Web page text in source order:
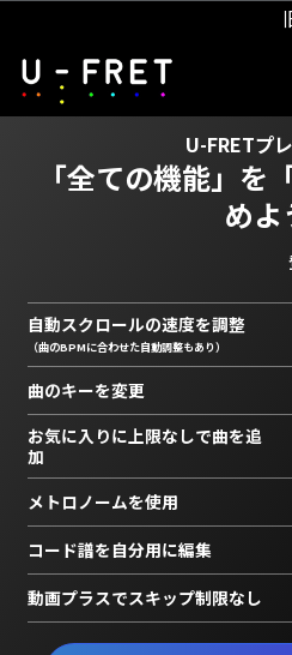
U-FRETプ
「全ての機能」を
めよ
自動スクロールの速度を調整
（曲のBPMに合わせた自動調整もあり）
曲のキーを変更
お気に入りに上限なしで曲を追
加
メトロノームを使用
コード譜を自分用に編集
動画プラスでスキップ制限なし